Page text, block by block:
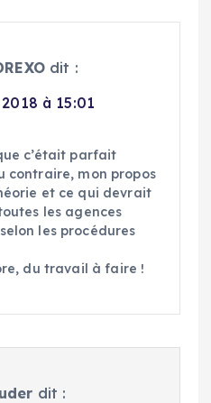
dit :
à 15:01
c’était parfait
contraire, mon propos
et ce qui devrait
les agences
les procédures
du travail à faire !
dit :